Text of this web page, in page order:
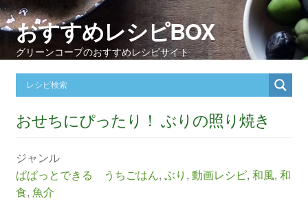
おすすめレシピBOX
グリーンコープのおすすめレシピサイト
おせちにぴったり！ ぶりの照り焼き
ジャンル
ぱぱっとできる うちごはん, ぶり , 動画レシピ, 和風, 和
食, 魚介